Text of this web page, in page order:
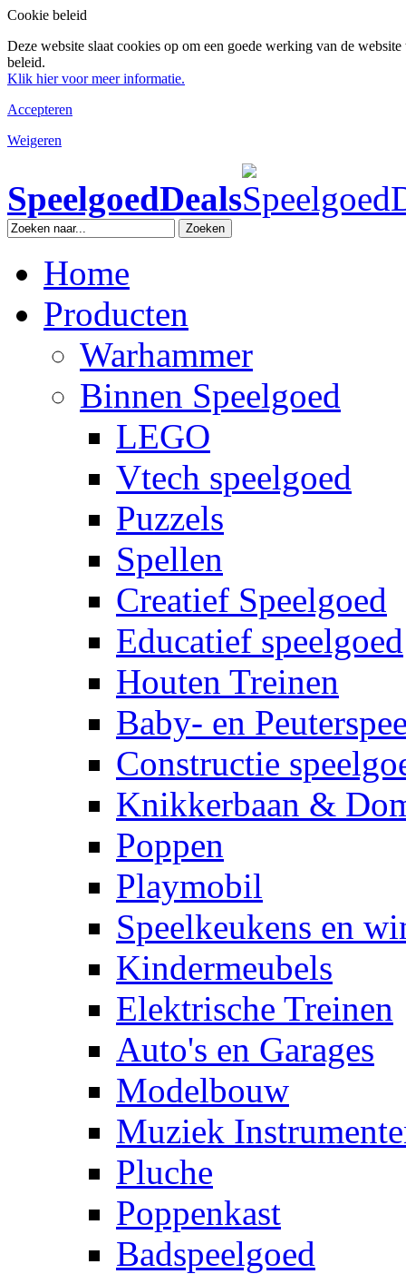
Cookie beleid
Deze website slaat cookies op om een goede werking van de
beleid.
Klik hier voor meer informatie.
Accepteren
Weigeren
SpeelgoedDeals
Zoeken
Home
Producten
Warhammer
Binnen Speelgoed
LEGO
Vtech speelgoed
Puzzels
Spellen
Creatief Speelgoed
Educatief speelgoed
Houten Treinen
Baby- en
Constructie
Knikkerbaan &
Poppen
Playmobil
Speelkeukens en
Kindermeubels
Elektrische Treinen
Auto's en Garages
Modelbouw
Muziek
Pluche
Poppenkast
Badspeelgoed